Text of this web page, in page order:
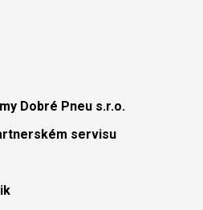
Dobré Pneu s.r.o.
servisu